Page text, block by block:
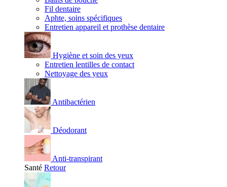
Fil dentaire
Aphte, soins spécifiques
Entretien appareil et prothèse dentaire
Hygiène et soin des yeux
Entretien lentilles de contact
Nettoyage des yeux
Antibactérien
Déodorant
Anti-transpirant
Santé Retour